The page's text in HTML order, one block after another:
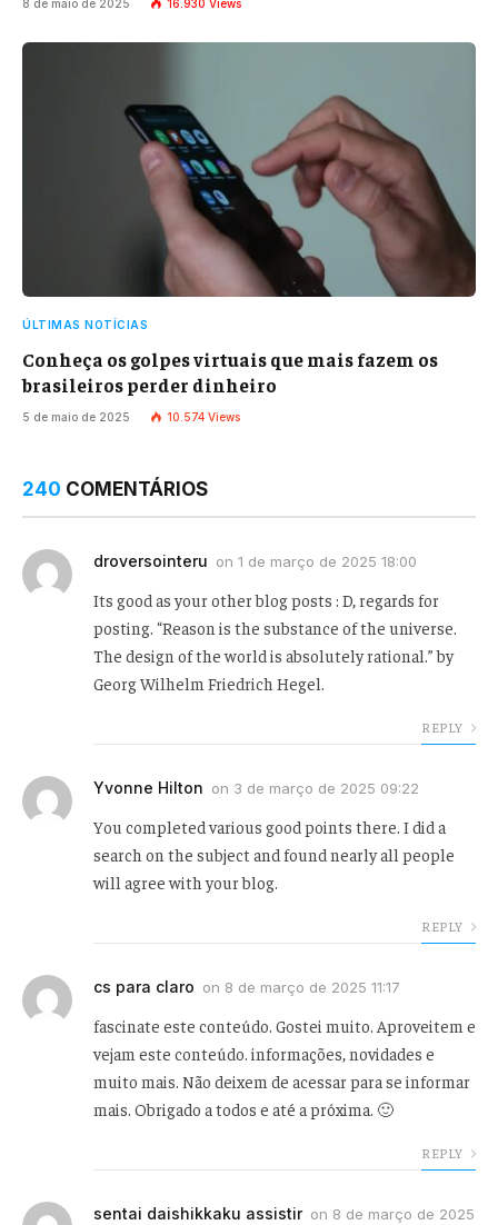
8 de maio de 2025 16.930 Views
ÚLTIMAS NOTÍCIAS
Conheça os golpes virtuais que mais fazem os
brasileiros perder dinheiro
5 de maio de 2025 10.574 Views
240 COMENTÁRIOS
droversointeru on 1 de março de 2025 18:00
Its good as your other blog posts : D, regards for
posting. “Reason is the substance of the universe.
The design of the world is absolutely rational.” by
Georg Wilhelm Friedrich Hegel.
REPLY
Yvonne Hilton on 3 de março de 2025 09:22
You completed various good points there. I did a
search on the subject and found nearly all people
will agree with your blog.
REPLY
cs para claro on 8 de março de 2025 11:17
fascinate este conteúdo. Gostei muito. Aproveitem e
vejam este conteúdo. informações, novidades e
muito mais. Não deixem de acessar para se informar
mais. Obrigado a todos e até a próxima. 🙂
REPLY
sentai daishikkaku assistir on 8 de março de 2025